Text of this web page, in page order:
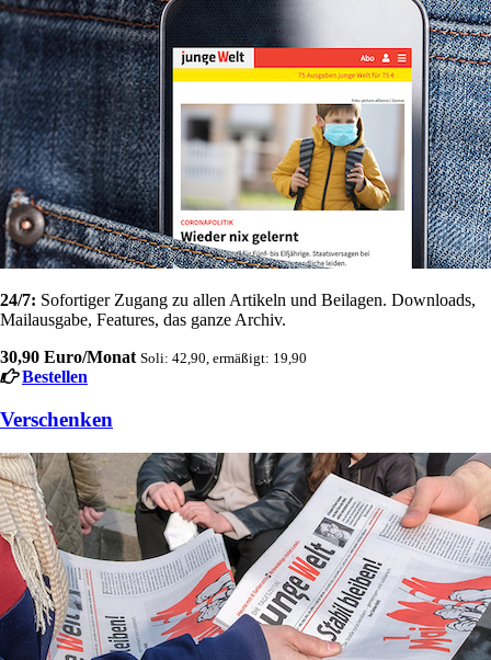
24/7: Sofortiger Zugang zu allen Artikeln und Beilagen. Downloads,
Mailausgabe, Features, das ganze Archiv.
30,90 Euro/Monat Soli: 42,90, ermäßigt: 19,90
Bestellen
Verschenken